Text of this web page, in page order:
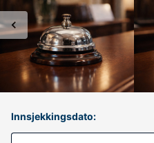
Innsjekkingsdato: